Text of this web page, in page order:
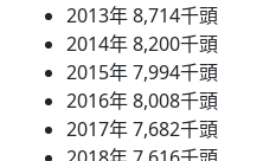
2013年 8,714千頭
2014年 8,200千頭
2015年 7,994千頭
2016年 8,008千頭
2017年 7,682千頭